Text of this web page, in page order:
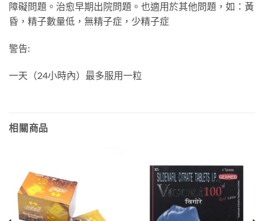
障礙問題。治愈早期出院問題。也適用於其他問題，如：黃
昏，精子數量低，無精子症，少精子症
警告:
一天（24小時內）最多服用一粒
相關商品